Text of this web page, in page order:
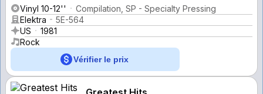
Vinyl 10-12''
Compilation, SP - Specialty Pressing
Elektra
5E-564
US
1981
Rock
Vérifier le prix